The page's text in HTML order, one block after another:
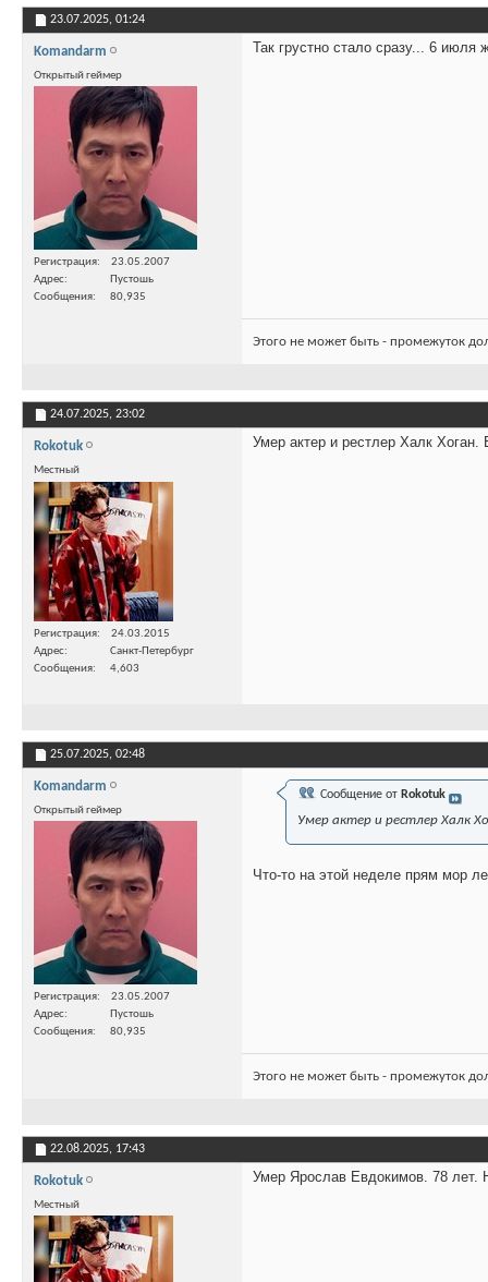
23.07.2025, 01:24
Komandarm
Открытый геймер
Регистрация
23.05.2007
Адрес
Пустошь
Сообщения
80,935
Так грустно стало сразу... 6 июля
Этого не может быть - промежуток
24.07.2025, 23:02
Rokotuk
Местный
Регистрация
24.03.2015
Адрес
Санкт-Петербург
Сообщения
4,603
Умер актер и рестлер Халк
25.07.2025, 02:48
Komandarm
Открытый геймер
Регистрация
23.05.2007
Адрес
Пустошь
Сообщения
80,935
Сообщение от Rokotuk
Умер актер и рестлер Халк
Что-то на этой неделе прям мор
Этого не может быть - промежуток
22.08.2025, 17:43
Rokotuk
Местный
Умер Ярослав Евдокимов. 78 лет.